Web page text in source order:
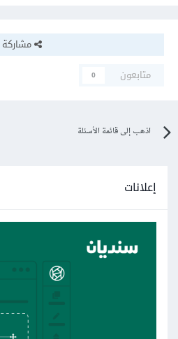
مشاركة
متابعون
0
اذهب إلى قائمة الأسئلة
إعلانات